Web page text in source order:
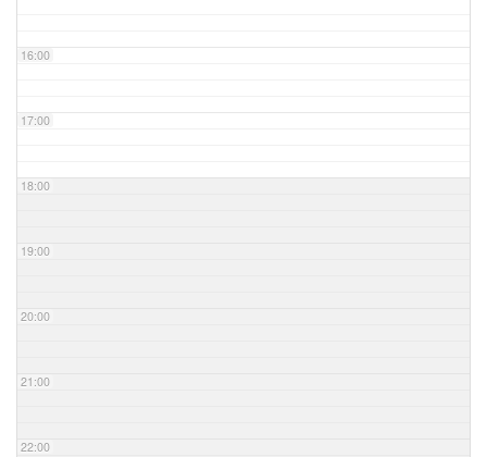
16:00
17:00
18:00
19:00
20:00
21:00
22:00